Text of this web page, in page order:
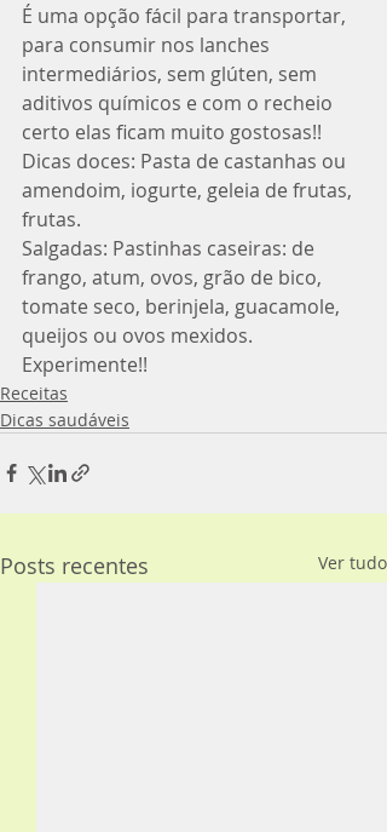
É uma opção fácil para transportar,
para consumir nos lanches
intermediários, sem glúten, sem
aditivos químicos e com o recheio
certo elas ficam muito gostosas!!
Dicas doces: Pasta de castanhas ou
amendoim, iogurte, geleia de frutas,
frutas.
Salgadas: Pastinhas caseiras: de
frango, atum, ovos, grão de bico,
tomate seco, berinjela, guacamole,
queijos ou ovos mexidos.
Experimente!!
Receitas
Dicas saudáveis
Posts recentes Ver tudo